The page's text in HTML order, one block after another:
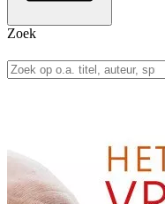
Zoek